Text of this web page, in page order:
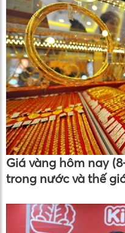
Giá vàng hôm nay
trong nước và thế